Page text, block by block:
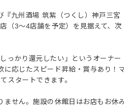
九州酒場 筑紫（つくし）神戸三宮
（3〜4店舗を予定）を見据えて、次
っかり還元したい」というオーナー
に応じたスピード昇給・賞与あり！
スタートできます。
ません。施設の休館日はお店もお休